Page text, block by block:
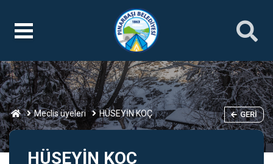
Meclis üyeleri HÜSEYİN KOÇ GERI
HÜSEYİN KOÇ